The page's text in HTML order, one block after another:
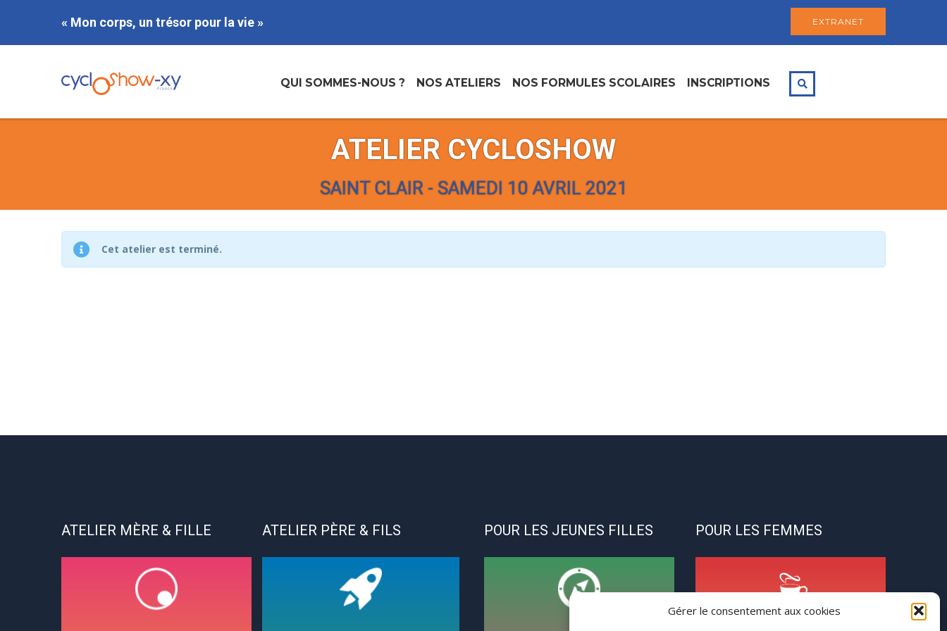
Gérer le consentement aux cookies
« Mon corps, un trésor pour la vie » EXTRANET
QUI SOMMES-NOUS ? NOS ATELIERS NOS FORMULES SCOLAIRES INSCRIPTIONS
ATELIER CYCLOSHOW
SAINT CLAIR - SAMEDI 10 AVRIL 2021
Cet atelier est terminé.
ATELIER MÈRE & FILLE ATELIER PÈRE & FILS POUR LES JEUNES FILLES POUR LES FEMMES